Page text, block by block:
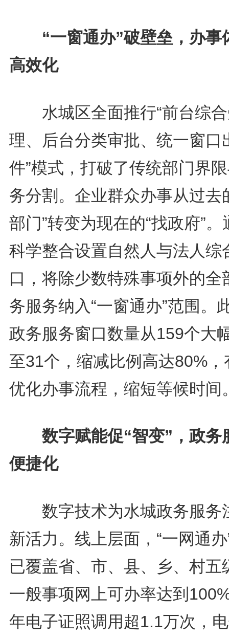
“一窗通办”破壁垒，办事
高效化
水城区全面推行“前台综
理、后台分类审批、统一窗口
件”模式，打破了传统部门界
务分割。企业群众办事从过去
部门”转变为现在的“找政府”。
科学整合设置自然人与法人综
口，将除少数特殊事项外的全
务服务纳入“一窗通办”范围。
政务服务窗口数量从159个大
至31个，缩减比例高达80%，
优化办事流程，缩短等候时间
数字赋能促“智变”，政务
便捷化
数字技术为水城政务服务
新活力。线上层面，“一网通
已覆盖省、市、县、乡、村五
一般事项网上可办率达到
年电子证照调用超1.1万次，